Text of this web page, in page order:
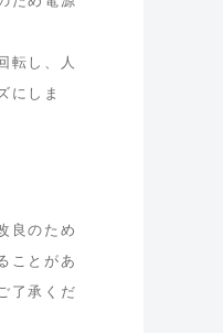
転し、人
にしま
良のため
ことがあ
了承くだ